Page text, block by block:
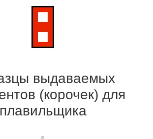
выдаваемых
(корочек) для
плавильщика